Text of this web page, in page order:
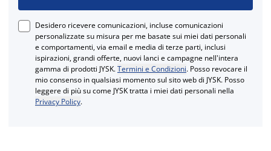
Desidero ricevere comunicazioni, incluse comunicazioni
personalizzate su misura per me basate sui miei dati personali
e comportamenti, via email e media di terze parti, inclusi
ispirazioni, grandi offerte, nuovi lanci e campagne nell'intera
gamma di prodotti JYSK.Termini e Condizioni. Posso revocare il
mio consenso in qualsiasi momento sul sito web di JYSK. Posso
leggere di più su come JYSK tratta i miei dati personali nella
Privacy Policy.